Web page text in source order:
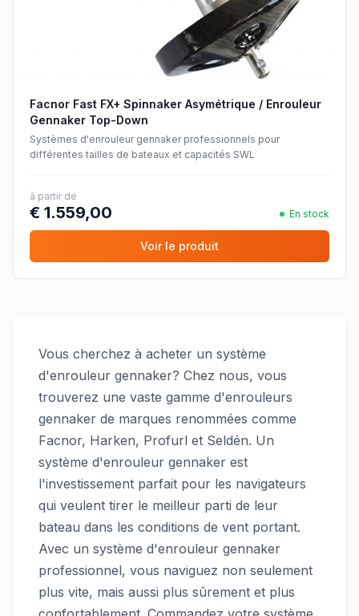
Facnor Fast FX+ Spinnaker Asymétrique / Enrouleur
Gennaker Top-Down
Systèmes d'enrouleur gennaker professionnels pour
différentes tailles de bateaux et capacités SWL
à partir de
€ 1.559,00 En stock
Voir le produit
Vous cherchez à acheter un système
d'enrouleur gennaker? Chez nous, vous
trouverez une vaste gamme d'enrouleurs
gennaker de marques renommées comme
Facnor, Harken, Profurl et Seldén. Un
système d'enrouleur gennaker est
l'investissement parfait pour les navigateurs
qui veulent tirer le meilleur parti de leur
bateau dans les conditions de vent portant.
Avec un système d'enrouleur gennaker
professionnel, vous naviguez non seulement
plus vite, mais aussi plus sûrement et plus